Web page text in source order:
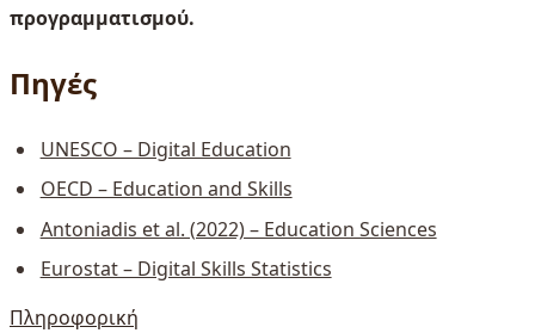
προγραμματισμού.
Πηγές
UNESCO – Digital Education
OECD – Education and Skills
Antoniadis et al. (2022) – Education Sciences
Eurostat – Digital Skills Statistics
Πληροφορική